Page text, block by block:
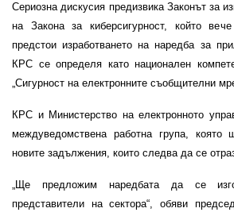
Сериозна дискусия предизвика Законът за
на Закона за киберсигурност, който
предстои изработването на наредба за
КРС се определя като национален
„Сигурност на електронните съобщителни
КРС и Министерство на електронното
междуведомствена работна група, която
новите задължения, които следва да се
„Ще предложим наредбата да се
представители на сектора“, обяви